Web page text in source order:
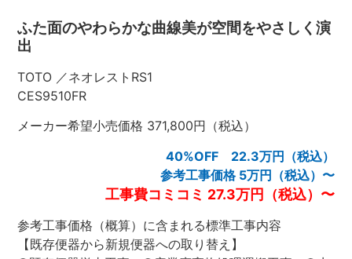
ふた面のやわらかな曲線美が空間をやさしく演
出
TOTO ／ネオレストRS1
CES9510FR
メーカー希望小売価格 371,800円（税込）
40%OFF 22.3万円（税込）
参考工事価格 5万円（税込）〜
工事費コミコミ 27.3万円（税込）〜
参考工事価格（概算）に含まれる標準工事内容
【既存便器から新規便器への取り替え】